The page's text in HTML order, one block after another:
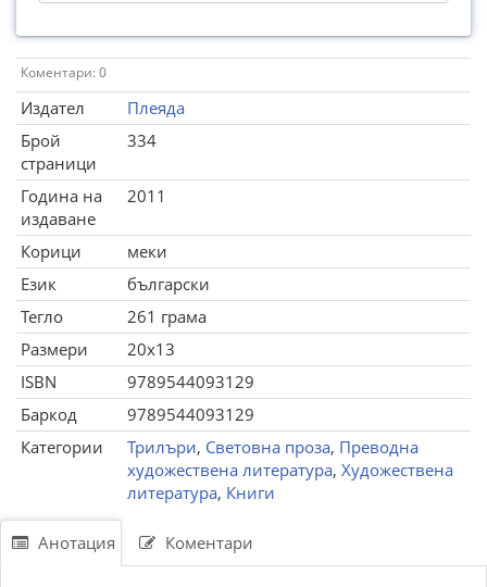
Коментари: 0
Издател
Плеяда
Брой
страници
334
Година на
издаване
2011
Корици
меки
Език
български
Тегло
261 грама
Размери
20x13
ISBN
9789544093129
Баркод
9789544093129
Категории
Трилъри, Световна проза, Преводна
художествена литература, Художествена
литература, Книги
Анотация Коментари